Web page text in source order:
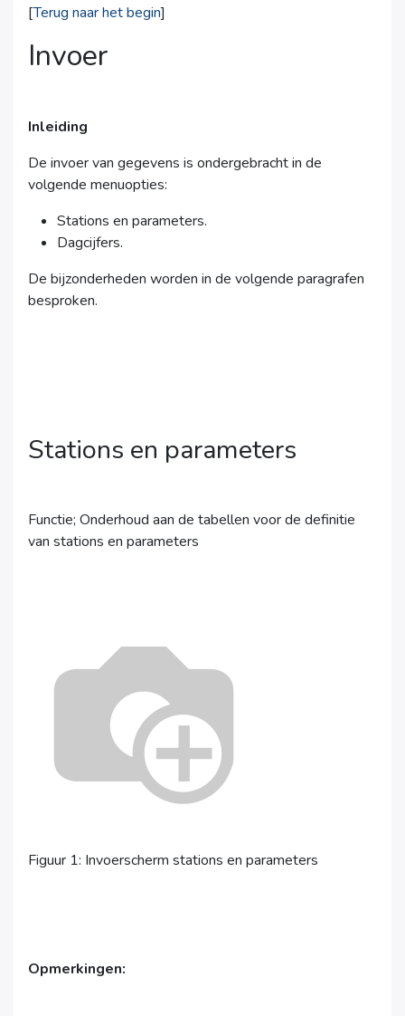
[Terug naar het begin]
Invoer
Inleiding
De invoer van gegevens is ondergebracht in de
volgende menuopties:
Stations en parameters.
Dagcijfers.
De bijzonderheden worden in de volgende paragrafen
besproken.
Stations en parameters
Functie; Onderhoud aan de tabellen voor de definitie
van stations en parameters
Figuur 1: Invoerscherm stations en parameters
Opmerkingen: